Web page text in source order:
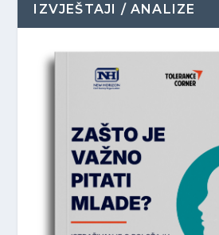
IZVJEŠTAJI / ANALIZE